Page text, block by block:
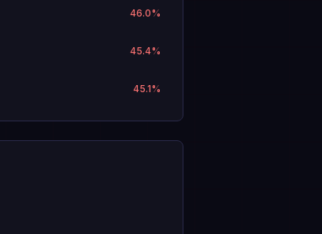
46.0%
45.4%
45.1%